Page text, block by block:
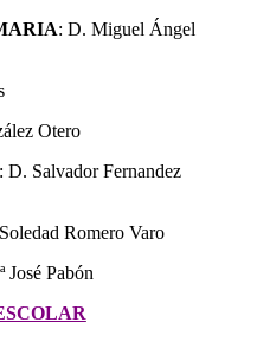
: D. Miguel Ángel
Otero
: D. Salvador Fernandez
Romero Varo
José Pabón